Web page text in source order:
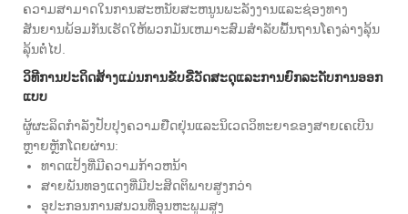
ຄວາມສາມາດໃນການສະຫນັບສະຫນູນພະລັງງານແລະຊ່ອງທາງ
ສັນຍານພ້ອມກັນເຮັດໃຫ້ພວກມັນເຫມາະສົມສໍາລັບພື້ນຖານໂຄງລ່າງລຸ້ນ
ລຸ້ນຕໍ່ໄປ.
ວິທີການປະດິດສ້າງແມ່ນການຂັບຂີ່ວັດສະດຸແລະການຍົກລະດັບການອອກ
ແບບ
ຜູ້ຜະລິດກໍາລັງປັບປຸງຄວາມຢືດຢຸ່ນແລະນິເວດວິທະຍາຂອງສາຍເຄເບີນ
ຫຼາຍຫຼັກໂດຍຜ່ານ:
ທາດແປ້ງທີ່ມີຄວາມກ້າວຫນ້າ
ສາຍພັນທອງແດງທີ່ມີປະສິດຕິພາບສູງກວ່າ
ອຸປະກອນການສນວນທີ່ອຸນຫະພູມສູງ